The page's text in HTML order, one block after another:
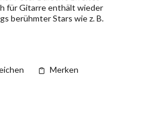
für Gitarre enthält wieder
berühmter Stars wie z. B.
und...
Merken